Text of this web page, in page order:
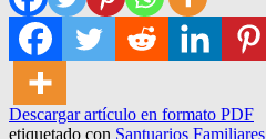
Descargar artículo en formato PDF
etiquetado con Santuarios Familiares